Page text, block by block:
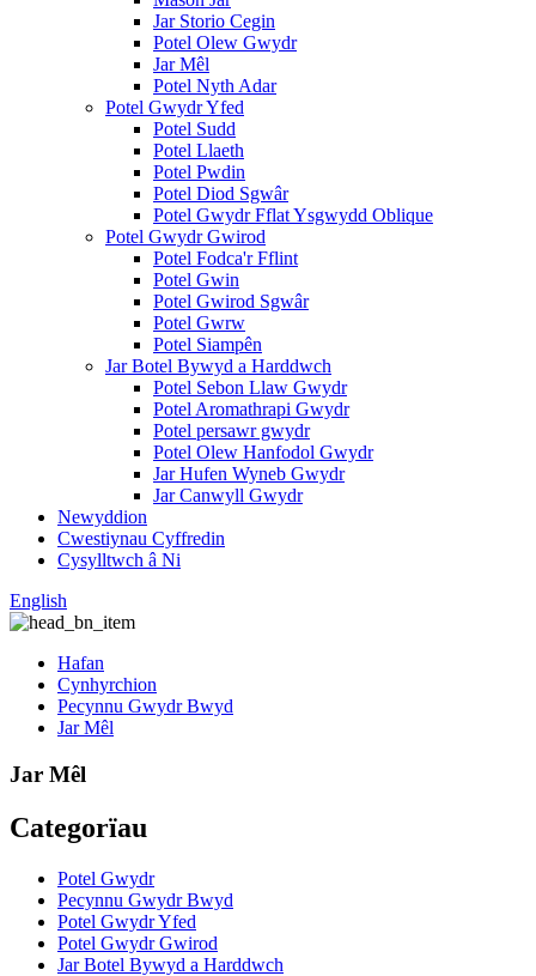
Jar Storio Cegin
Potel Olew Gwydr
Jar Mêl
Potel Nyth Adar
Potel Gwydr Yfed
Potel Sudd
Potel Llaeth
Potel Pwdin
Potel Diod Sgwâr
Potel Gwydr Fflat Ysgwydd Oblique
Potel Gwydr Gwirod
Potel Fodca'r Fflint
Potel Gwin
Potel Gwirod Sgwâr
Potel Gwrw
Potel Siampên
Jar Botel Bywyd a Harddwch
Potel Sebon Llaw Gwydr
Potel Aromathrapi Gwydr
Potel persawr gwydr
Potel Olew Hanfodol Gwydr
Jar Hufen Wyneb Gwydr
Jar Canwyll Gwydr
Newyddion
Cwestiynau Cyffredin
Cysylltwch â Ni
English
Hafan
Cynhyrchion
Pecynnu Gwydr Bwyd
Jar Mêl
Jar Mêl
Categorïau
Potel Gwydr
Pecynnu Gwydr Bwyd
Potel Gwydr Yfed
Potel Gwydr Gwirod
Jar Botel Bywyd a Harddwch